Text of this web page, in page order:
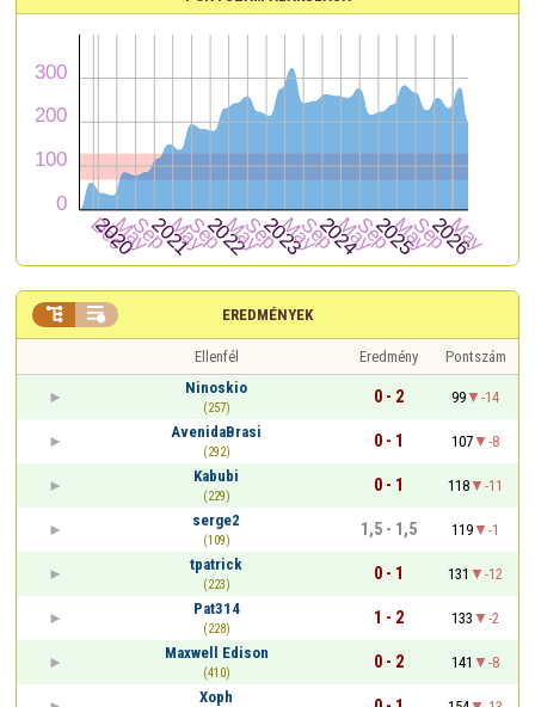
EREDMÉNYEK
 
Ellenfél Eredmény
Pontszám
Ninoskio
(257)
0 - 2 99
-14
AvenidaBrasi
(292)
0 - 1 107
-8
Kabubi
(229)
0 - 1 118
-11
serge2
(109)
1,5 - 1,5 119
-1
tpatrick
(223)
0 - 1 131
-12
Pat314
(228)
1 - 2 133
-2
Maxwell Edison
(410)
0 - 2 141
-8
Xoph